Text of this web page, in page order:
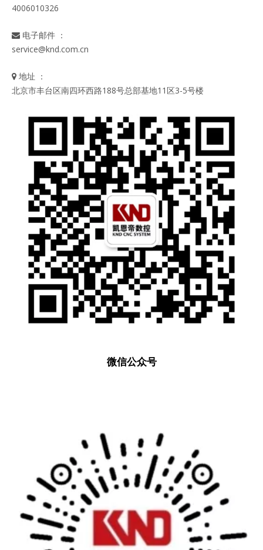
4006010326
 电子邮件 ：
service@knd.com.cn
 地址 ：
北京市丰台区南四环西路188号总部基地11区3-5号楼
微信公众号